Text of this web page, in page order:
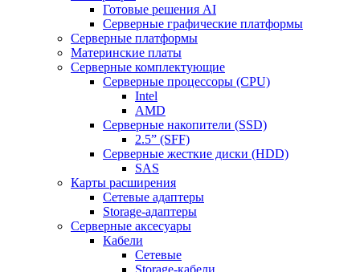
Готовые решения AI
Серверные графические платформы
Серверные платформы
Материнские платы
Серверные комплектующие
Серверные процессоры (CPU)
Intel
AMD
Серверные накопители (SSD)
2.5” (SFF)
Серверные жесткие диски (HDD)
SAS
Карты расширения
Сетевые адаптеры
Storage-адаптеры
Серверные аксесуары
Кабели
Сетевые
Storage-кабели